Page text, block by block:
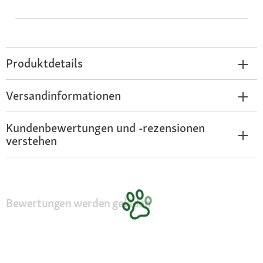
Produktdetails
Versandinformationen
Kundenbewertungen und -rezensionen
verstehen
Bewertungen werden geladen